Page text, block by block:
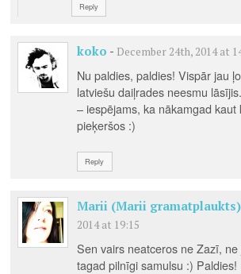
Reply
koko - December 24th, 2014 at
Nu paldies, paldies! Vispār jau
latviešu daiļrades neesmu
– iespējams, ka nākamgad
pieķeršos :)
Reply
Marii (Marii gramatplaukts)
2014 at 19:15
Sen vairs neatceros ne Zazī,
tagad pilnīgi samulsu :) Paldies!